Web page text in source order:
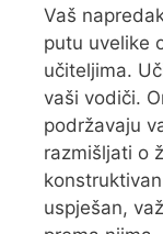
Vaš
putu uvelike
učiteljima.
vaši vodiči.
podržavaju
razmišljati o
uspješan,